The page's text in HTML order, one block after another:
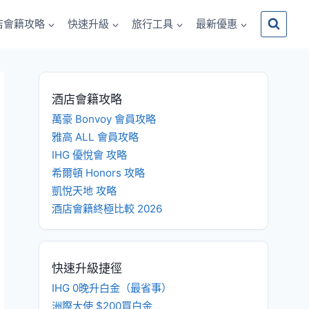
會籍攻略 快速升級 旅行工具 最新優惠
酒店會籍攻略
萬豪 Bonvoy 會員攻略
雅高 ALL 會員攻略
IHG 優悅會 攻略
希爾頓 Honors 攻略
凱悅天地 攻略
酒店會籍終極比較 2026
快速升級捷徑
IHG 0晚升白金（最省事）
洲際大使 $200買白金